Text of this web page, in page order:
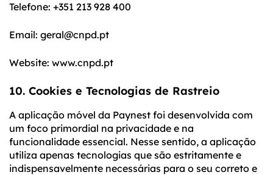
Telefone: +351 213 928 400
Email: geral@cnpd.pt
Website: www.cnpd.pt
10. Cookies e Tecnologias de Rastreio
A aplicação móvel da Paynest foi desenvolvida com
um foco primordial na privacidade e na
funcionalidade essencial. Nesse sentido, a aplicação
utiliza apenas tecnologias que são estritamente e
indispensavelmente necessárias para o seu correto e